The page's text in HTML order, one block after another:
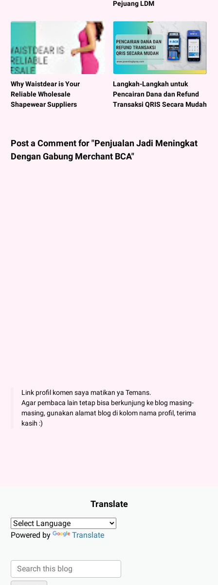
Pejuang LDM
Why Waistdear is Your
Reliable Wholesale
Shapewear Suppliers
Langkah-Langkah untuk
Pencairan Dana dan Refund
Transaksi QRIS Secara Mudah
Post a Comment for "Penjualan Jadi Meningkat
Dengan Gabung Merchant BCA"
Link profil komen saya matikan ya Temans.
Agar pembaca lain tetap bisa berkunjung ke blog masing-
masing, gunakan alamat blog di kolom nama profil, terima
kasih :)
Translate
Powered by Translate